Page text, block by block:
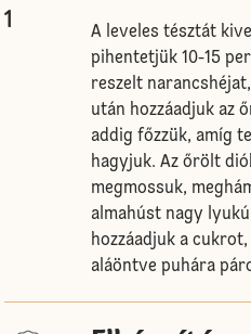
1
A leveles tésztát
pihentetjük 10-15
reszelt
után hozzáadjuk az
addig főzzük, amíg
hagyjuk. Az őrölt
megmossuk,
almahúst nagy
hozzáadjuk a
aláöntve puhára